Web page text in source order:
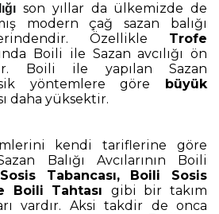
son yıllar da ülkemizde de
modern çağ sazan balığı
Özellikle Trofe
Boili ile Sazan avcılığı ön
Boili ile yapılan Sazan
yöntemlere göre büyük
daha yüksektir.
kendi tariflerine göre
Balığı Avcılarının Boili
Tabancası, Boili Sosis
Boili Tahtası gibi bir takım
vardır. Aksi takdir de onca